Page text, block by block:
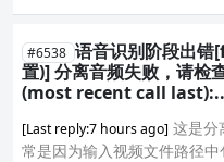
#6538 语音识别阶段出
置)] 分离音频失败，请检
(most recent call
[Last reply:7 hours ago] 这是分
常是因为输入视频文件路径